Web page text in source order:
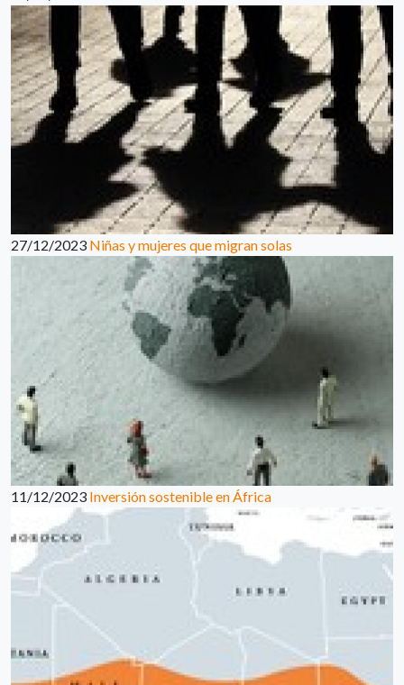
27/12/2023 Niñas y mujeres que migran solas
11/12/2023 Inversión sostenible en África